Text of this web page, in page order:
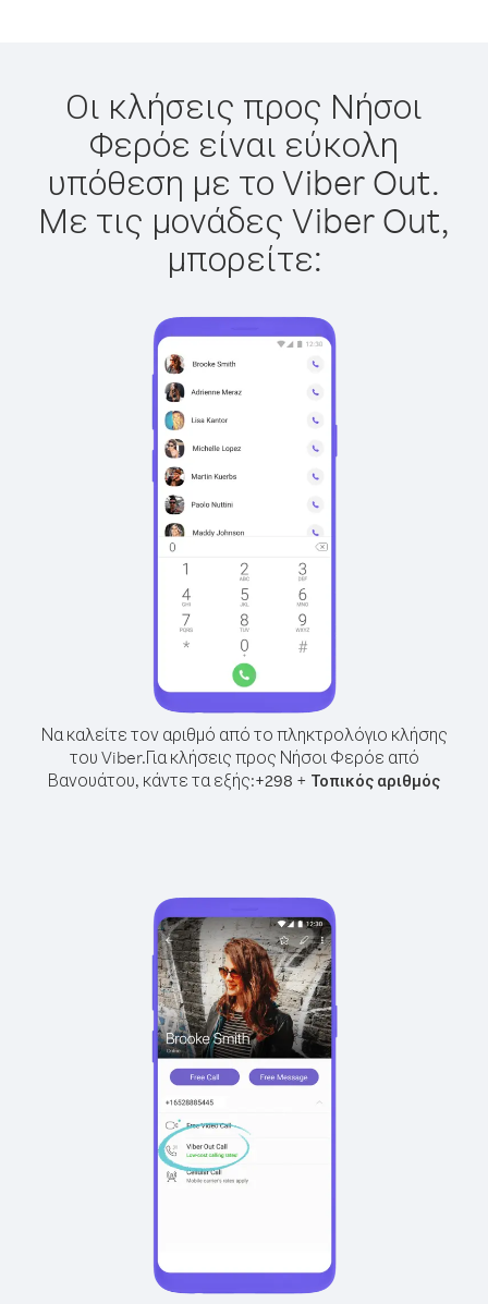
Οι κλήσεις προς Νήσοι
Φερόε είναι εύκολη
υπόθεση με το Viber Out.
Με τις μονάδες Viber Out,
μπορείτε:
Να καλείτε τον αριθμό από το πληκτρολόγιο κλήσης
του Viber.Για κλήσεις προς Νήσοι Φερόε από
Βανουάτου, κάντε τα εξής:+298 + Τοπικός αριθμός